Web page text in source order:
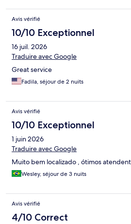
de gobelet, pas de sèche cheveux, il
douche à manipuler en plus pour ceux
spécialement se mouiller les cheveux
est obligé de se courber ou d’éviter un
légèrement le métro passer ainsi que
la chambre est propre et le mot
Avis vérifié
10/10 Exceptionnel
16 juil. 2026
Traduire avec Google
Great service
Fadila, séjour de 2 nuits
Avis vérifié
10/10 Exceptionnel
1 juin 2026
Traduire avec Google
Muito bem localizado , ótimos
Wesley, séjour de 3 nuits
Avis vérifié
4/10 Correct